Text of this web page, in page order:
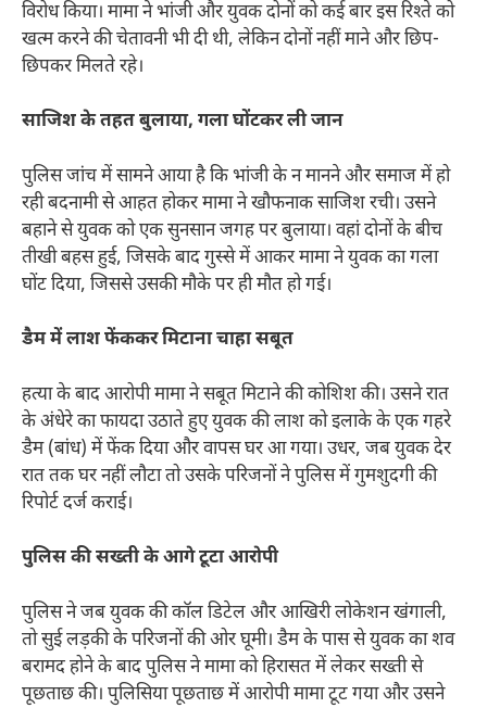
विरोध किया। मामा ने भांजी और युवक दोनों को कई बार इस रिश्ते को
खत्म करने की चेतावनी भी दी थी, लेकिन दोनों नहीं माने और छिप-
छिपकर मिलते रहे।
साजिश के तहत बुलाया, गला घोंटकर ली जान
पुलिस जांच में सामने आया है कि भांजी के न मानने और समाज में हो
रही बदनामी से आहत होकर मामा ने खौफनाक साजिश रची। उसने
बहाने से युवक को एक सुनसान जगह पर बुलाया। वहां दोनों के बीच
तीखी बहस हुई, जिसके बाद गुस्से में आकर मामा ने युवक का गला
घोंट दिया, जिससे उसकी मौके पर ही मौत हो गई।
डैम में लाश फेंककर मिटाना चाहा सबूत
हत्या के बाद आरोपी मामा ने सबूत मिटाने की कोशिश की। उसने रात
के अंधेरे का फायदा उठाते हुए युवक की लाश को इलाके के एक गहरे
डैम (बांध) में फेंक दिया और वापस घर आ गया। उधर, जब युवक देर
रात तक घर नहीं लौटा तो उसके परिजनों ने पुलिस में गुमशुदगी की
रिपोर्ट दर्ज कराई।
पुलिस की सख्ती के आगे टूटा आरोपी
पुलिस ने जब युवक की कॉल डिटेल और आखिरी लोकेशन खंगाली,
तो सुई लड़की के परिजनों की ओर घूमी। डैम के पास से युवक का शव
बरामद होने के बाद पुलिस ने मामा को हिरासत में लेकर सख्ती से
पूछताछ की। पुलिसिया पूछताछ में आरोपी मामा टूट गया और उसने